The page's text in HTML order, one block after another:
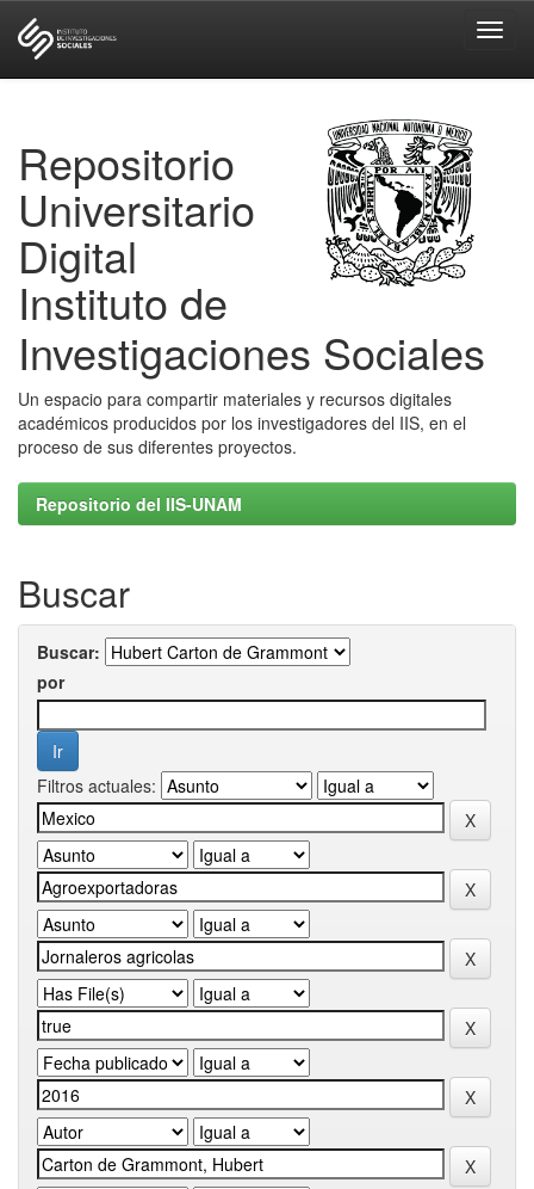
Repositorio
Universitario
Digital
Instituto de
Investigaciones Sociales
Un espacio para compartir materiales y recursos digitales
académicos producidos por los investigadores del IIS, en el
proceso de sus diferentes proyectos.
Repositorio del IIS-UNAM
Buscar
Buscar:
por
Filtros actuales: